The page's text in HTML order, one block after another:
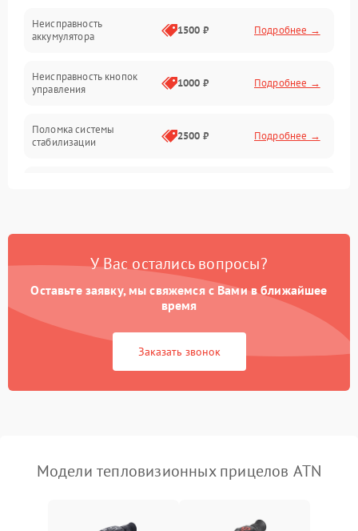
Неисправность
аккумулятора
1500 ₽ Подробнее →
Неисправность кнопок
управления
1000 ₽ Подробнее →
Поломка системы
стабилизации
2500 ₽ Подробнее →
Неисправность системы
Поломка системы GPS 2000 ₽ Подробнее →
Повреждение системы
защиты от перегрузок
1500 ₽
автоматического
1500 ₽ Подробнее →
У Вас остались вопросы?
Оставьте заявку, мы свяжемся с Вами в ближайшее
время
Заказать звонок
Модели тепловизионных прицелов ATN